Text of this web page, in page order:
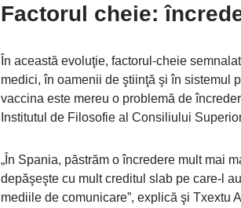
Factorul cheie:
În această evoluţie, factorul-cheie
medici, în oamenii de ştiinţă şi în sistemul
vaccina este mereu o problemă de
Institutul de Filosofie al Consiliului
„În Spania, păstrăm o încredere mult mai
depăşeşte cu mult creditul slab pe care-l
mediile de comunicare”, explică şi Txextu